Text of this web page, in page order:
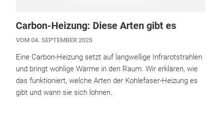
Carbon-Heizung: Diese Arten gibt es
VOM 04. SEPTEMBER 2025
Eine Carbon-Heizung setzt auf langwellige Infrarotstrahlen
und bringt wohlige Wärme in den Raum. Wir erklären, wie
das funktioniert, welche Arten der Kohlefaser-Heizung es
gibt und wann sie sich lohnen.